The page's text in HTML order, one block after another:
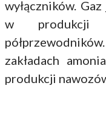
wyłączników.
w produkcji
zakładach
produkcji